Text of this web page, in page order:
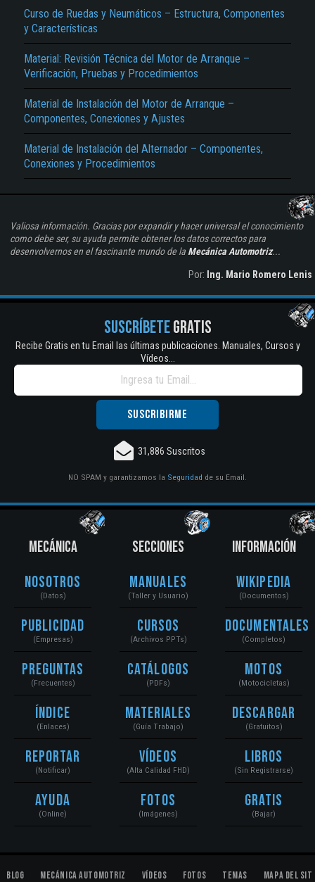
Curso de Ruedas y Neumáticos – Estructura, Componentes
y Características
Material: Revisión Técnica del Motor de Arranque –
Verificación, Pruebas y Procedimientos
Material de Instalación del Motor de Arranque –
Componentes, Conexiones y Ajustes
Material de Instalación del Alternador – Componentes,
Conexiones y Procedimientos
Valiosa información. Gracias por expandir y hacer universal el conocimiento
como debe ser, su ayuda permite obtener los datos correctos para
desenvolvernos en el fascinante mundo de la Mecánica Automotriz...
Por: Ing. Mario Romero Lenis
SUSCRÍBETEGRATIS
Recibe Gratis en tu Email las últimas publicaciones. Manuales, Cursos y
Vídeos...
31,886 Suscritos
NO SPAM y garantizamos la Seguridad de su Email.
MECÁNICA
Nosotros
(Datos)
Publicidad
(Empresas)
Preguntas
(Frecuentes)
Índice
(Enlaces)
Reportar
(Notificar)
Ayuda
(Online)
SECCIONES
Manuales
(Taller y Usuario)
Cursos
(Archivos PPTs)
Catálogos
(PDFs)
Materiales
(Guía Trabajo)
Vídeos
(Alta Calidad FHD)
Fotos
(Imágenes)
INFORMACIÓN
Wikipedia
(Documentos)
Documentales
(Completos)
Motos
(Motocicletas)
Descargar
(Gratuitos)
Libros
(Sin Registrarse)
Gratis
(Bajar)
Blog Mecánica Automotriz Vídeos Fotos Temas Mapa del